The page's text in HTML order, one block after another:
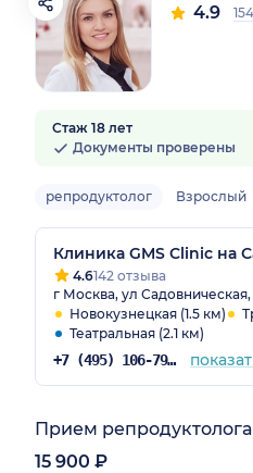
4.9
Стаж 18 лет
Документы проверены
репродуктолог Взрослый
Клиника GMS Clinic на
4.6142 отзыва
г Москва, ул Садовническая,
Новокузнецкая (1.5 км)
Театральная (2.1 км)
+7 (495) 106-79-84
Прием репродуктолога
15 900 ₽